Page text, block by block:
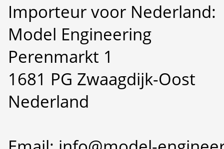
Importeur voor Nederland:
Model Engineering
Perenmarkt 1
1681 PG Zwaagdijk-Oost
Nederland